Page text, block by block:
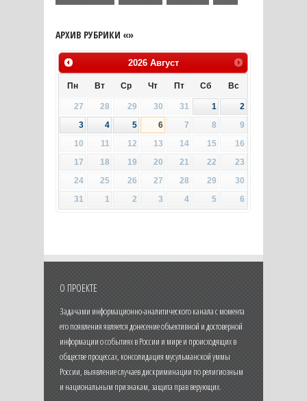
АРХИВ РУБРИКИ «»
2026 Август
Пн Вт Ср Чт Пт Сб Вс
27 28 29 30 31 1
2
3
4 5 6 7 8
9
10
11 12 13 14 15
16
17
18 19 20 21 22
23
24
25 26 27 28 29
30
31
1 2 3 4 5 6
О ПРОЕКТЕ
Задачами информационно-аналитического канала с момента
его появления является донесение объективной и достоверной
информации о событиях в России и мире и происходящих в
обществе процессах, консолидация мусульманской уммы
России, выявление случаев дискриминации по религиозным
и национальным признакам, защита прав верующих.